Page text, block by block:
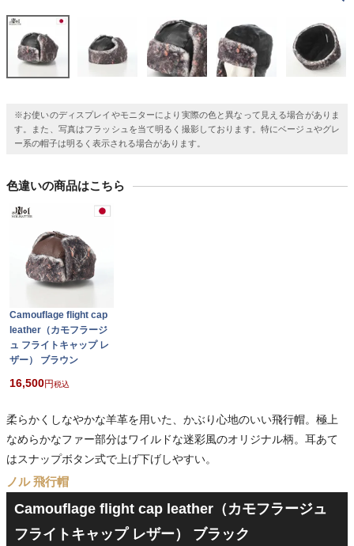
※お使いのディスプレイやモニターにより実際の色と異なって見える場合がありま
す。また、写真はフラッシュを当て明るく撮影しております。特にベージュやグレ
ー系の帽子は明るく表示される場合があります。
色違いの商品はこちら
Camouflage flight cap
leather（カモフラージ
ュ フライトキャップ レ
ザー） ブラウン
16,500 税込
柔らかくしなやかな羊革を用いた、かぶり心地のいい飛行帽。極上
なめらかなファー部分はワイルドな迷彩風のオリジナル柄。耳あて
はスナップボタン式で上げ下げしやすい。
ノル 飛行帽
Camouflage flight cap leather（カモフラージュ
フライトキャップ レザー） ブラック